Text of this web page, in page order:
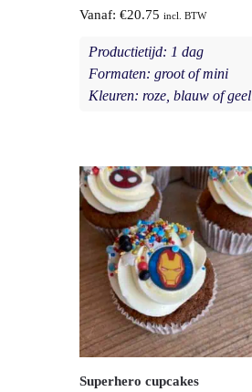
Vanaf: €20.75 incl. BTW
Productietijd: 1 dag
Formaten: groot of mini
Kleuren: roze, blauw of geel
Superhero cupcakes